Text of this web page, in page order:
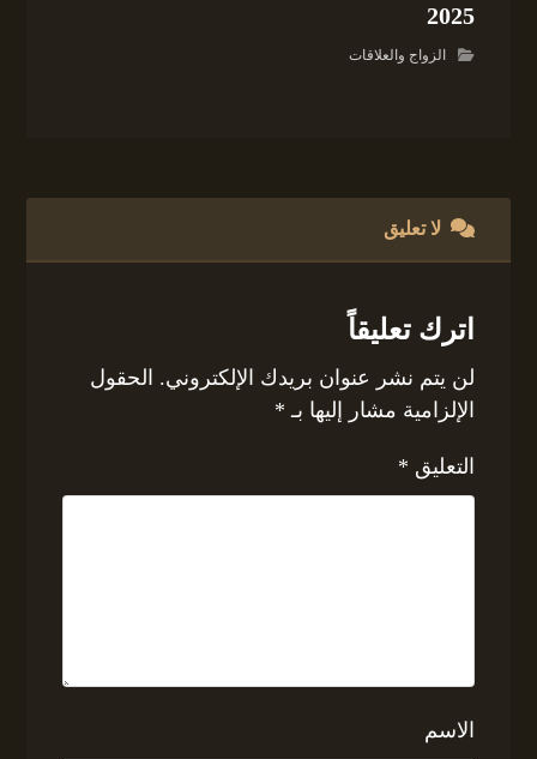
2025
الزواج والعلاقات
لا تعليق
اترك تعليقاً
لن يتم نشر عنوان بريدك الإلكتروني. الحقول
الإلزامية مشار إليها بـ *
التعليق *
الاسم